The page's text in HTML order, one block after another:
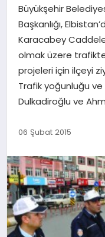
GENEL
SPOR
İLÇE HABERLERI
DÜNYA
İLETIŞIM
YAZARLAR
KÜNYE
Büyükşehir
Başkanlığı,
Karacabey
olmak üzere
projeleri için ilçeyi
Trafik yoğunluğu ve
Dulkadiroğlu ve
06 Şubat 2015